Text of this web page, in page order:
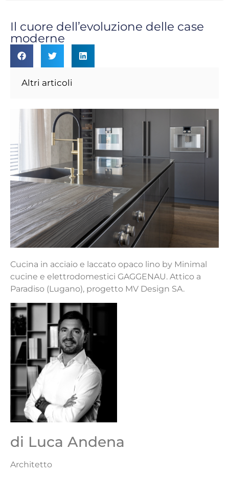
Il cuore dell’evoluzione delle case
moderne
Altri articoli
Cucina in acciaio e laccato opaco lino by Minimal
cucine e elettrodomestici GAGGENAU. Attico a
Paradiso (Lugano), progetto MV Design SA.
di Luca Andena
Architetto